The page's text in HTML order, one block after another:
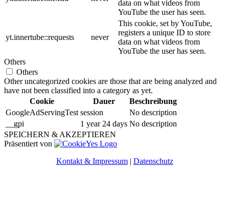
data on what videos from
YouTube the user has seen.
yt.innertube::requests never
This cookie, set by YouTube,
registers a unique ID to store
data on what videos from
YouTube the user has seen.
Others
Others
Other uncategorized cookies are those that are being analyzed and
have not been classified into a category as yet.
Cookie
Dauer
Beschreibung
GoogleAdServingTest session
No description
__gpi
1 year 24 days No description
SPEICHERN & AKZEPTIEREN
Präsentiert von
Kontakt & Impressum| Datenschutz